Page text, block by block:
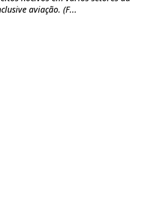
aviação. (F...